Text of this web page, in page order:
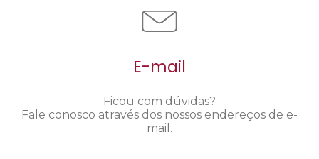
E-mail
Ficou com dúvidas?
Fale conosco através dos nossos endereços de e-
mail.